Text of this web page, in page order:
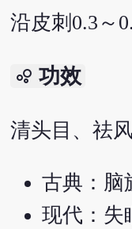
沿皮刺0.3～
bubble_chart 功效
清头目、祛风
古典：脑
现代：失